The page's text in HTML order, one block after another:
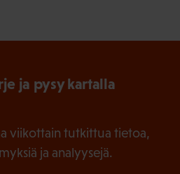
ja pysy kartalla
viikottain tutkittua tietoa,
ja analyysejä.